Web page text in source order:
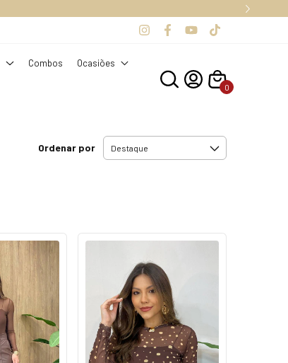
Combos Ocasiões
0
Ordenar por